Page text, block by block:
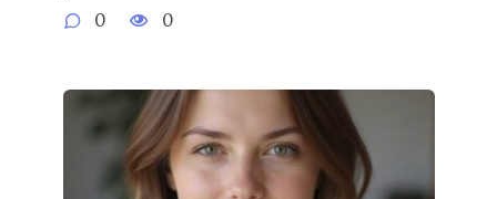
0 0